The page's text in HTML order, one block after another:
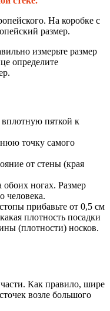
На коробке с
размер.
измерьте размер
определите
вплотную пяткой к
точку самого
от стены (края
обоих ногах. Размер
человека.
прибавьте от 0,5 см
плотность посадки
(плотности) носков.
Как правило, шире
возле большого